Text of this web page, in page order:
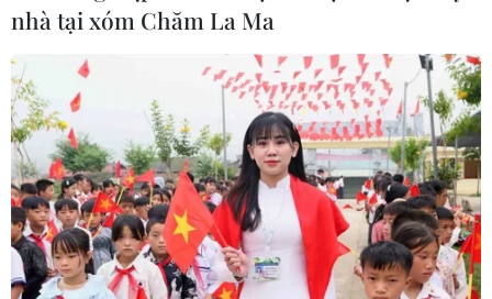
Từ hạt nhân đến eo biển
Hormuz: Đòn bẩy chiến lược mới của
Iran
06/08/2026 04:36
Xung đột Hamas-Israel: Israel chưa
chấp thuận kế hoạch về Dải Gaza
06/08/2026 03:45
nhà tại xóm Chăm La Ma